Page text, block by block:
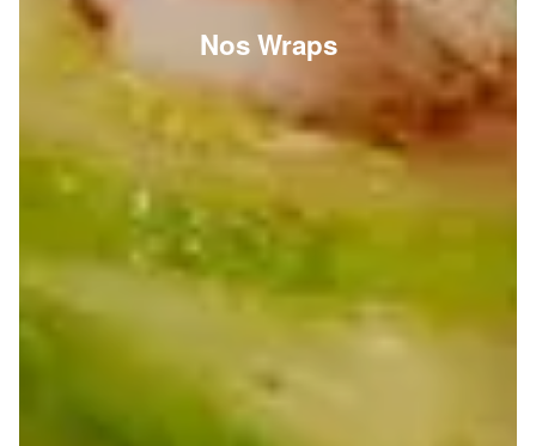
Nos Wraps